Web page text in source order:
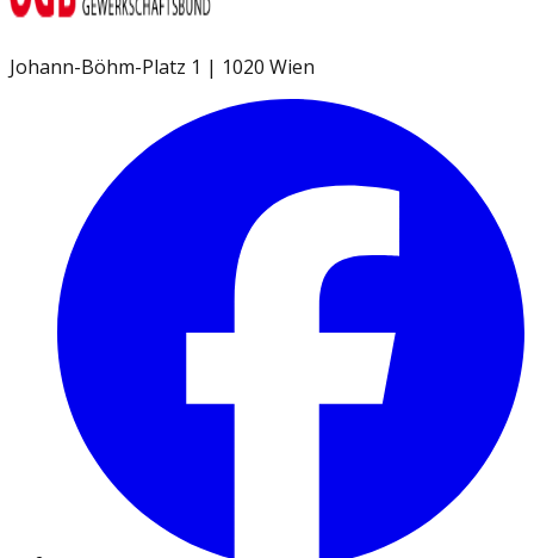
Johann-Böhm-Platz 1 | 1020 Wien